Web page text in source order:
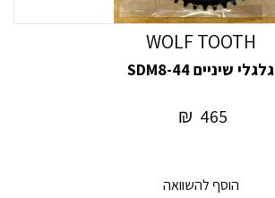
WOLF TOOTH
גלגלי שיניים SDM8-44
465
₪
הוסף להשוואה